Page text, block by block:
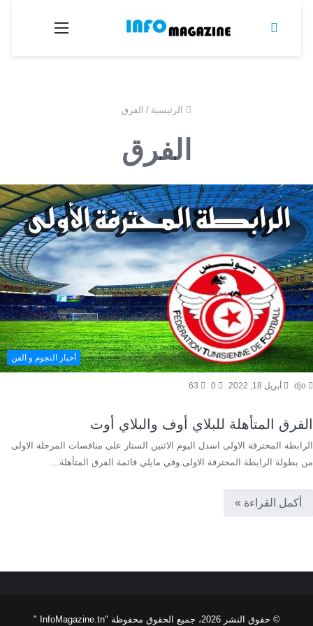
الرئيسية / الفرق
الفرق
أخبار النجوم و الفن
djo أبريل 18, 2022 0
63
الفرق المتأهلة للبلاي أوف والبلاي أوت
الرابطة المحترفة الاولى اسدل اليوم الاثنين الستار على منافسات المرحلة الاولى
من بطولة الرابطة المحترفة الاولى.وفي مايلي قائمة الفرق المتأهلة…
أكمل القراءة »
© حقوق النشر 2026، جميع الحقوق محفوظة "InfoMagazine.tn "